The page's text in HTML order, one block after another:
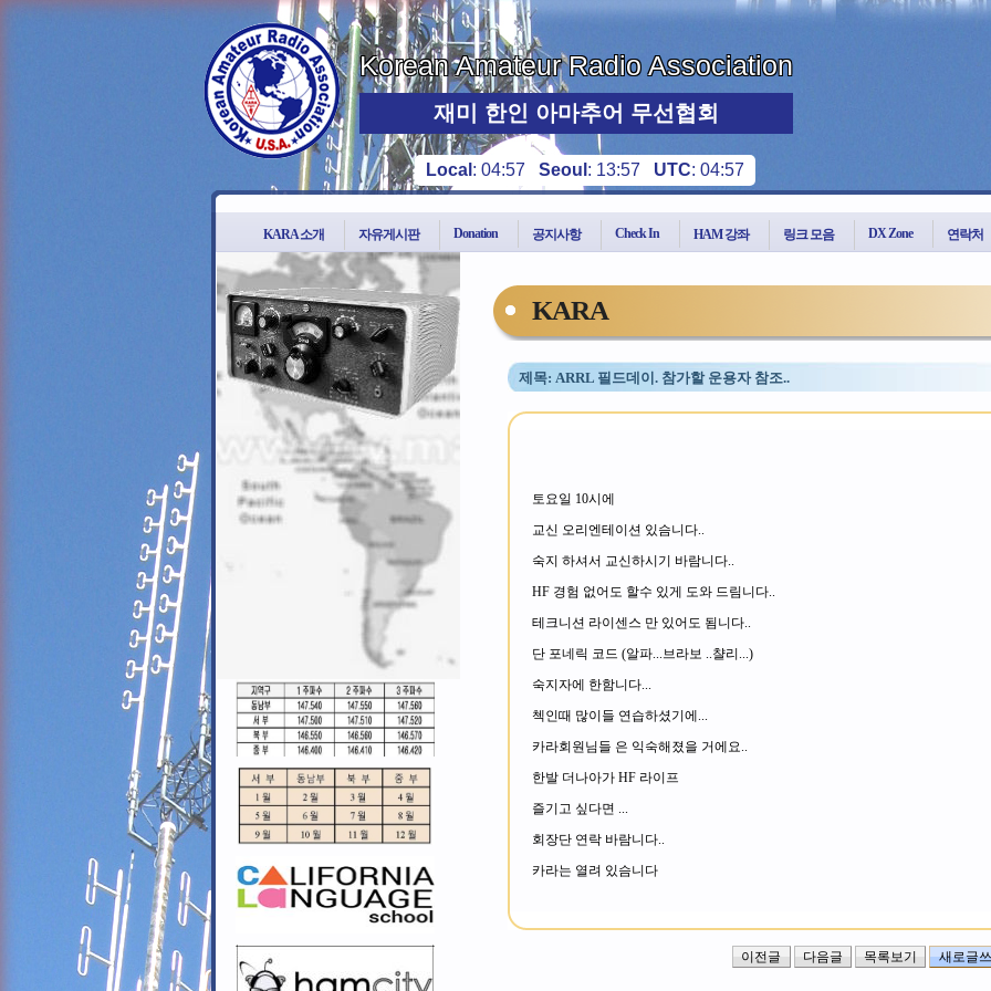
Korean Amateur Radio Association
재미 한인 아마추어 무선협회
Local : 04:57 Seoul : 13:57 UTC: 04:57
KARA 소개 자유게시판 Donation 공지사항 Check In HAM 강좌 링크 모음 DX Zone 연락처
KARA
제목: ARRL 필드데이. 참가할 운용자 참조..
토요일 10시에
교신 오리엔테이션 있슴니다..
숙지 하셔서 교신하시기 바람니다..
HF 경험 없어도 할수 있게 도와 드림니다..
테크니션 라이센스 만 있어도 됨니다..
단 포네릭 코드 (알파...브라보 ..챨리...)
숙지자에 한함니다...
첵인때 많이들 연습하셨기에...
카라회원님들 은 익숙해졌을 거에요..
한발 더나아가 HF 라이프
즐기고 싶다면 ...
회장단 연락 바람니다..
카라는 열려 있슴니다
이전글 다음글 목록보기 새로글